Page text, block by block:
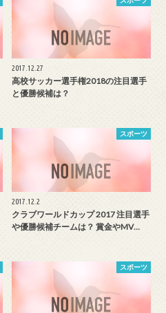
2017.12.27
高校サッカー選手権2018の注目選手
と優勝候補は？
スポーツ
2017.12.2
クラブワールドカップ 2017 注目選手
や優勝候補チームは？ 賞金やMV…
スポーツ